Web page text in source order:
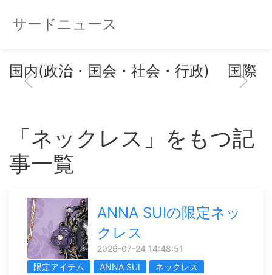
サードニュース
国内(政治・国会・社会・行政) 国際
「ネックレス」をもつ記
事一覧
ANNA SUIの限定ネッ
クレス
2026-07-24 14:48:51
限定アイテム
ANNA SUI ネックレス